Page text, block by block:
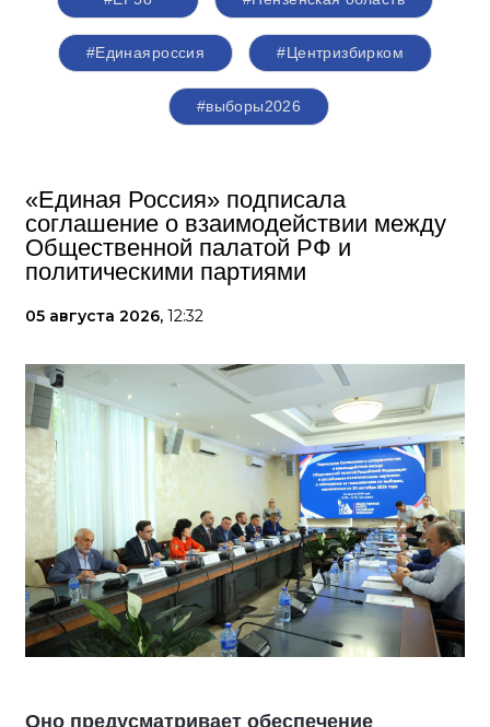
#Единаяроссия #Центризбирком
#выборы2026
«Единая Россия» подписала
соглашение о взаимодействии между
Общественной палатой РФ и
политическими партиями
05 августа 2026, 12:32
Оно предусматривает обеспечение